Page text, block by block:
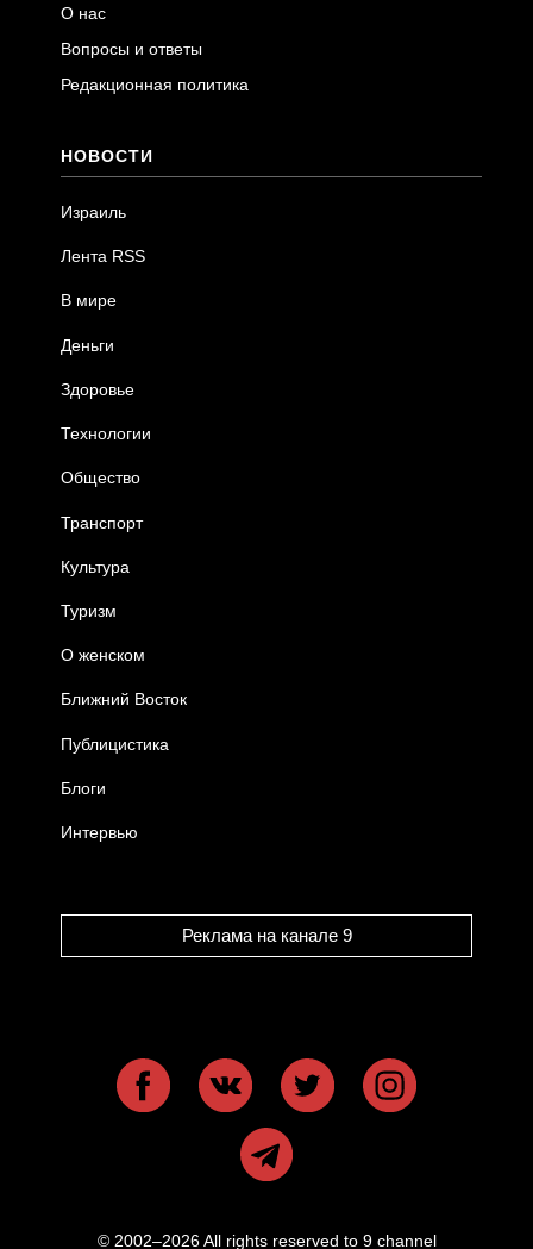
О нас
Вопросы и ответы
Редакционная политика
НОВОСТИ
Израиль
Лента RSS
В мире
Деньги
Здоровье
Технологии
Общество
Транспорт
Культура
Туризм
О женском
Ближний Восток
Публицистика
Блоги
Интервью
Реклама на канале 9
© 2002–2026 All rights reserved to 9 channel